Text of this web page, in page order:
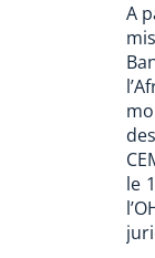
A
le